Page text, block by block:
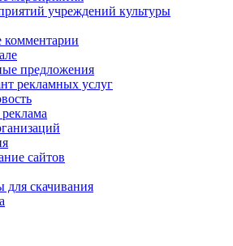
учреждений культуры
комментарии
предложения
рекламных услуг
сайтов
для скачивания